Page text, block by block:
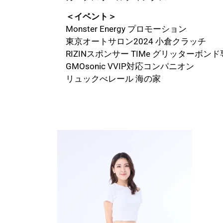
＜イベント＞
Monster Energy プロモーション
東京オートサロン2024 小倉クラッチ
RIZINスポンサー TIMe グリッターボンド
GMOsonic VVIP対応コンパニオン
リュックべレール 海の家